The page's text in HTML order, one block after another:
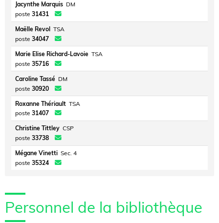
Jacynthe Marquis DM
poste 31431
Maëlle Revol TSA
poste 34047
Marie Elise Richard-Lavoie TSA
poste 35716
Caroline Tassé DM
poste 30920
Roxanne Thériault TSA
poste 31407
Christine Tittley CSP
poste 33738
Mégane Vinetti Sec. 4
poste 35324
Personnel de la bibliothèque